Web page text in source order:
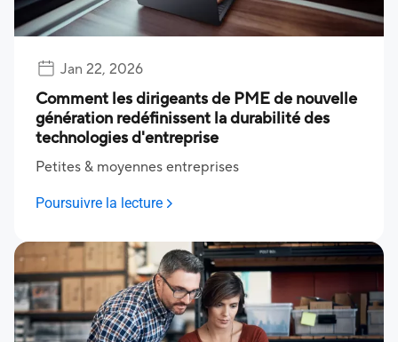
Jan 22, 2026
Comment les dirigeants de PME de nouvelle
génération redéfinissent la durabilité des
technologies d'entreprise
Petites & moyennes entreprises
Poursuivre la lecture